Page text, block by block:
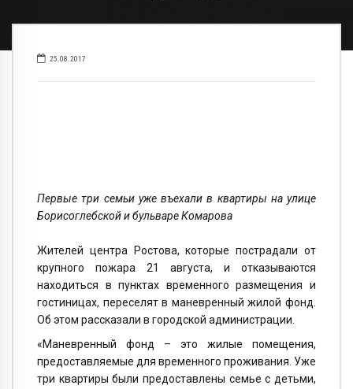
25.08.2017
Первые три семьи уже въехали в квартиры на улице
Борисоглебской и бульваре Комарова
Жителей центра Ростова, которые пострадали от
крупного пожара 21 августа, и отказываются
находиться в пунктах временного размещения и
гостиницах, переселят в маневренный жилой фонд.
Об этом рассказали в городской администрации.
«Маневренный фонд – это жилые помещения,
предоставляемые для временного проживания. Уже
три квартиры были предоставлены семье с детьми,